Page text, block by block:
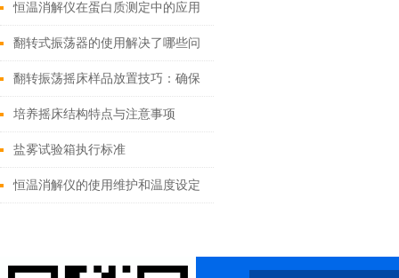
恒温消解仪在蛋白质测定中的应用
翻转式振荡器的使用解决了哪些问
题
翻转振荡摇床样品放置技巧：确保
均匀振荡混合
培养摇床结构特点与注意事项
盐雾试验箱执行标准
恒温消解仪的使用维护和温度设定